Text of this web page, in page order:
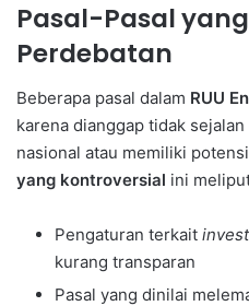
Pasal-Pasal
Perdebatan
Beberapa pasal dalam RUU
karena dianggap tidak
nasional atau memiliki
yang kontroversial ini
Pengaturan terkait
kurang transparan
Pasal yang dinilai